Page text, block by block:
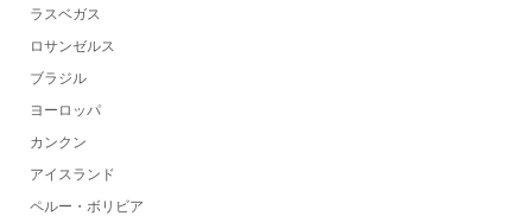
ラスベガス
ロサンゼルス
ブラジル
ヨーロッパ
カンクン
アイスランド
ペルー・ボリビア